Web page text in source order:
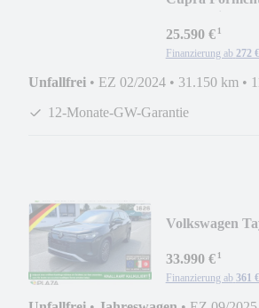
25.590 €¹
Finanzierung ab 272 €
Unfallfrei • EZ 02/2024 • 31.150 km •
12-Monate-GW-Garantie
Volkswagen
33.990 €¹
Finanzierung ab 361 €